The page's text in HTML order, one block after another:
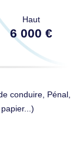
Haut
6 000 €
conduire, Pénal,